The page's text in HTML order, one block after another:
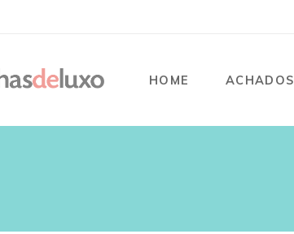
HOME ACHADOS